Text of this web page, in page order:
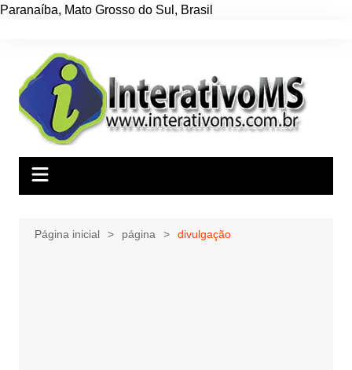
Paranaíba, Mato Grosso do Sul , Brasil
conteúdo
Página inicial página divulgação